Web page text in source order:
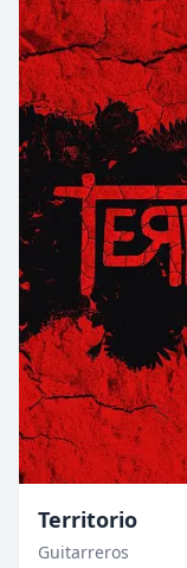
Territorio
Guitarreros